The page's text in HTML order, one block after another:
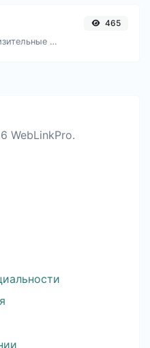
Получить приблизительные данные об IP.
465
WebLinkPro.